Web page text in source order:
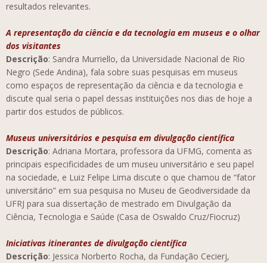
resultados relevantes.
A representação da ciência e da tecnologia em museus e o olhar
dos visitantes
Descrição: Sandra Murriello, da Universidade Nacional de Rio
Negro (Sede Andina), fala sobre suas pesquisas em museus
como espaços de representação da ciência e da tecnologia e
discute qual seria o papel dessas instituições nos dias de hoje a
partir dos estudos de públicos.
Museus universitários e pesquisa em divulgação científica
Descrição: Adriana Mortara, professora da UFMG, comenta as
principais especificidades de um museu universitário e seu papel
na sociedade, e Luiz Felipe Lima discute o que chamou de “fator
universitário” em sua pesquisa no Museu de Geodiversidade da
UFRJ para sua dissertação de mestrado em Divulgação da
Ciência, Tecnologia e Saúde (Casa de Oswaldo Cruz/Fiocruz)
Iniciativas itinerantes de divulgação científica
Descrição: Jessica Norberto Rocha, da Fundação Cecierj,